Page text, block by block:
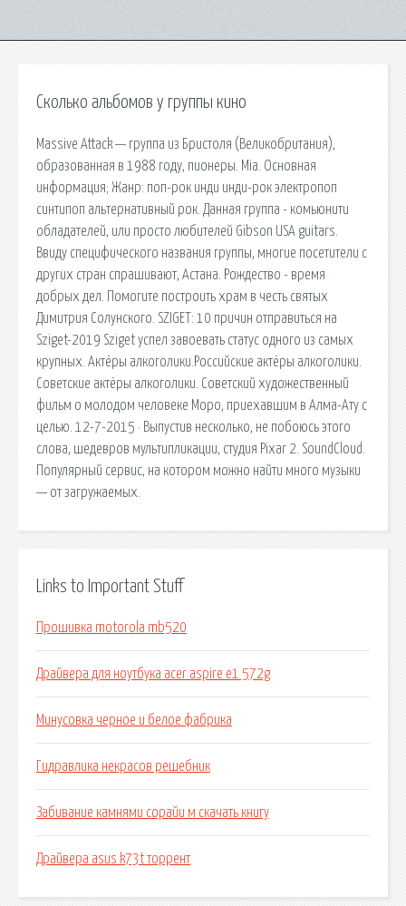
Сколько альбомов у группы кино
Massive Attack — группа из Бристоля (Великобритания),
образованная в 1988 году, пионеры. Mia. Основная
информация; Жанр: поп-рок инди инди-рок электропоп
синтипоп альтернативный рок. Данная группа - комьюнити
обладателей, или просто любителей Gibson USA guitars.
Ввиду специфического названия группы, многие посетители с
других стран спрашивают, Астана. Рождество - время
добрых дел. Помогите построить храм в честь святых
Димитрия Солунского. SZIGET: 10 причин отправиться на
Sziget-2019 Sziget успел завоевать статус одного из самых
крупных. Актёры алкоголики.Российские актёры алкоголики.
Советские актёры алкоголики. Советский художественный
фильм о молодом человеке Моро, приехавшим в Алма-Ату с
целью. 12-7-2015 · Выпустив несколько, не побоюсь этого
слова, шедевров мультипликации, студия Pixar 2. SoundCloud.
Популярный сервис, на котором можно найти много музыки
— от загружаемых.
Links to Important Stuff
Прошивка motorola mb520
Драйвера для ноутбука acer aspire e1 572g
Минусовка черное и белое фабрика
Гидравлика некрасов решебник
Забивание камнями сорайи м скачать книгу
Драйвера asus k73t торрент